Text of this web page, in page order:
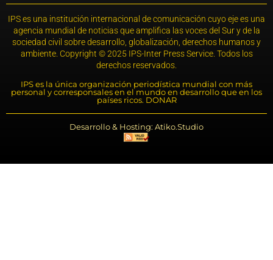
IPS es una institución internacional de comunicación cuyo eje es una
agencia mundial de noticias que amplifica las voces del Sur y de la
sociedad civil sobre desarrollo, globalización, derechos humanos y
ambiente. Copyright © 2025 IPS-Inter Press Service. Todos los
derechos reservados.
IPS es la única organización periodística mundial con más
personal y corresponsales en el mundo en desarrollo que en los
países ricos. DONAR
Desarrollo & Hosting: Atiko.Studio